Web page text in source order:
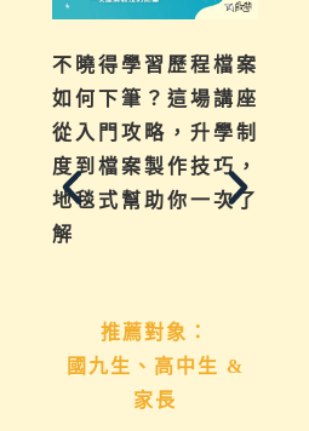
不曉得學習歷程檔案
如何下筆？這場講座
從入門攻略，升學制
度到檔案製作技巧，
地毯式幫助你一次了
解
推薦對象：
國九生、高中生 &
家長